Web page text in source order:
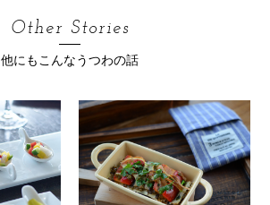
Other Stories
他にもこんなうつわの話